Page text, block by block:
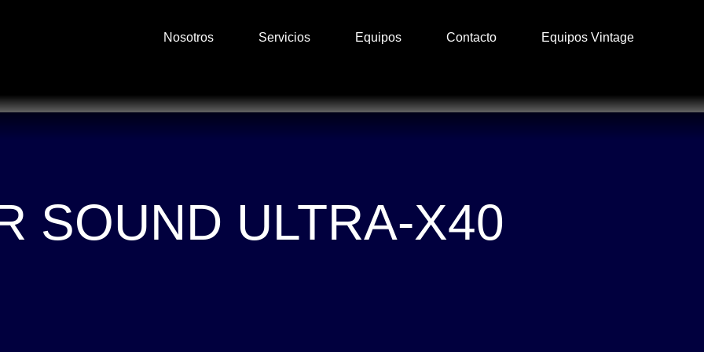
Nosotros Servicios Equipos Contacto Equipos Vintage
SOUND ULTRA-X40